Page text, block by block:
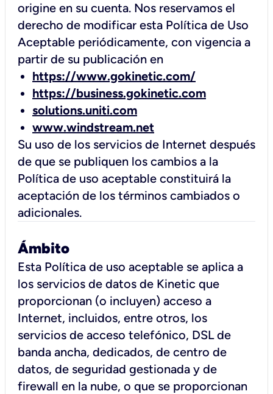
origine en su cuenta. Nos reservamos el
derecho de modificar esta Política de Uso
Aceptable periódicamente, con vigencia a
partir de su publicación en
https://www.gokinetic.com/
https://business.gokinetic.com
solutions.uniti.com
www.windstream.net
Su uso de los servicios de Internet después
de que se publiquen los cambios a la
Política de uso aceptable constituirá la
aceptación de los términos cambiados o
adicionales.
Ámbito
Esta Política de uso aceptable se aplica a
los servicios de datos de Kinetic que
proporcionan (o incluyen) acceso a
Internet, incluidos, entre otros, los
servicios de acceso telefónico, DSL de
banda ancha, dedicados, de centro de
datos, de seguridad gestionada y de
firewall en la nube, o que se proporcionan